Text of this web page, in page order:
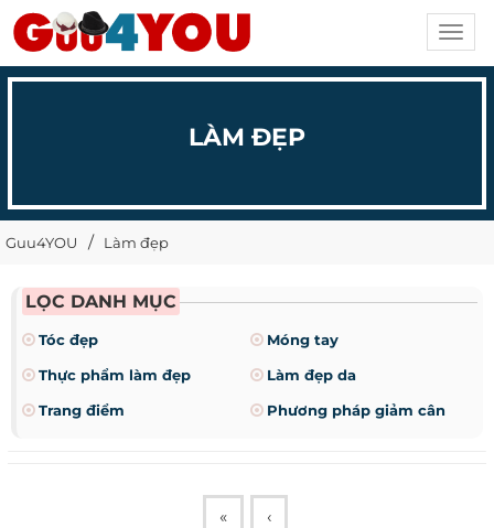
LÀM ĐẸP
Guu4YOU Làm đẹp
LỌC DANH MỤC
Tóc đẹp
Móng tay
Thực phẩm làm đẹp
Làm đẹp da
Trang điểm
Phương pháp giảm cân
« ‹